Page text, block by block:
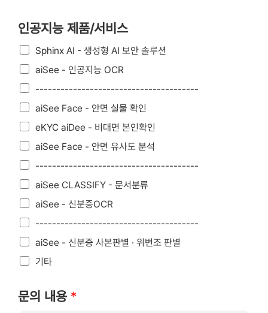
인공지능 제품/서비스
Sphinx AI - 생성형 AI 보안 솔루션
aiSee - 인공지능 OCR
---------------------------------------
aiSee Face - 안면 실물 확인
eKYC aiDee - 비대면 본인확인
aiSee Face - 안면 유사도 분석
---------------------------------------
aiSee CLASSIFY - 문서분류
aiSee - 신분증OCR
---------------------------------------
aiSee - 신분증 사본판별 · 위변조 판별
기타
문의 내용 *